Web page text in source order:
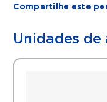
Compartilhe este
Unidades